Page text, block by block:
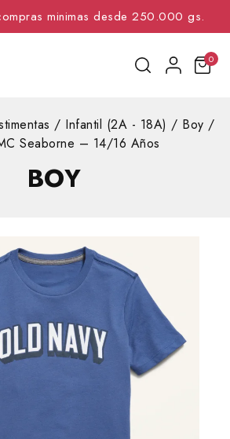
minimas desde 250.000 gs.
0
/ Infantil (2A - 18A) / Boy /
Seaborne – 14/16 Años
BOY